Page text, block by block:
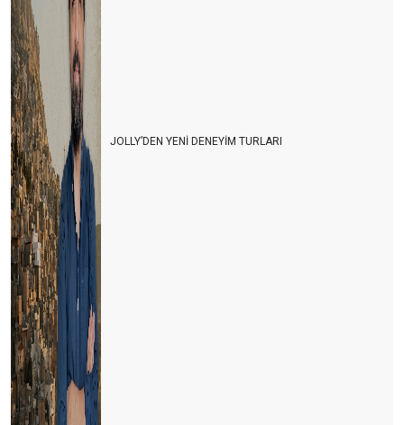
Avrupa ve Rusya siyasetinin Türk turizmine yol vermesi
bekleniyor
Her kafadan bir ses çıkıyor
Turiste serbest vatandaşa yasak
Turizmcinin işi papatya falına kaldı
JOLLY’DEN YENİ DENEYİM TURLARI